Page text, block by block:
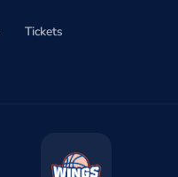
Tickets